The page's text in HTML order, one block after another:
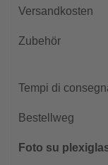
Foto su